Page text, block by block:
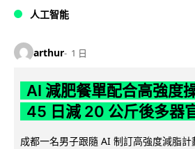
人工智能
arthur 1 日
AI 減肥餐單配合高強
45 日減 20 公斤後多器
成都一名男子跟隨 AI 制訂高強度減脂